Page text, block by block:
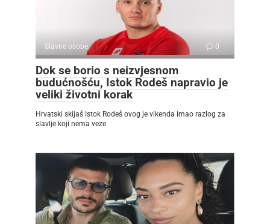
Slavne osobe 0
Dok se borio s neizvjesnom
budućnošću, Istok Rodeš napravio je
veliki životni korak
Hrvatski skijaš Istok Rodeš ovog je vikenda imao razlog za
slavlje koji nema veze